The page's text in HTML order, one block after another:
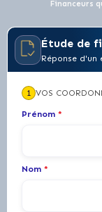
Financeurs
Étude de
Réponse d'un
1 VOS
Prénom *
Nom *